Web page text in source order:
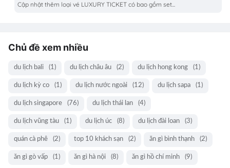
Cập nhật thêm loại vé LUXURY TICKET có bao gồm set...
Chủ đề xem nhiều
du lịch bali (1) du lịch châu âu (2) du lịch hong kong (1)
du lịch kỳ co (1) du lịch nước ngoài (12) du lịch sapa (1)
du lịch singapore (76) du lịch thái lan (4)
du lịch vũng tàu (1) du lịch úc (8) du lịch đài loan (3)
quán cà phê (2) top 10 khách sạn (2) ăn gì bình thạnh (2)
ăn gì gò vấp (1) ăn gì hà nội (8) ăn gì hồ chí minh (9)